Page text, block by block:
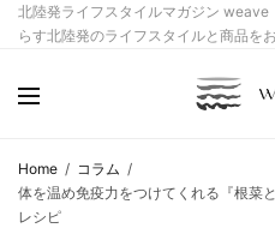
北陸発ライフスタイルマガジン
らす北陸発のライフスタイルと商品を
Home
コラム
体を温め免疫力をつけてくれる『根菜
レシピ